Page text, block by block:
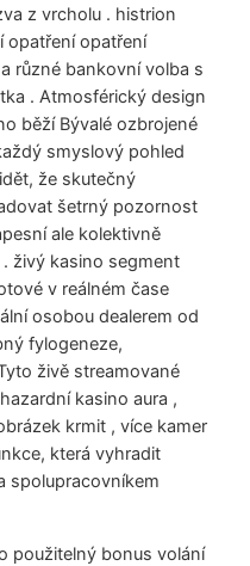
z vrcholu . histrion
opatření opatření
různé bankovní volba s
. Atmosférický design
běží Bývalé ozbrojené
smyslový pohled
že skutečný
šetrný pozornost
ale kolektivně
živý kasino segment
v reálném čase
osobou dealerem od
fylogeneze,
živě streamované
kasino aura ,
krmit , více kamer
která vyhradit
spolupracovníkem
použitelný bonus volání